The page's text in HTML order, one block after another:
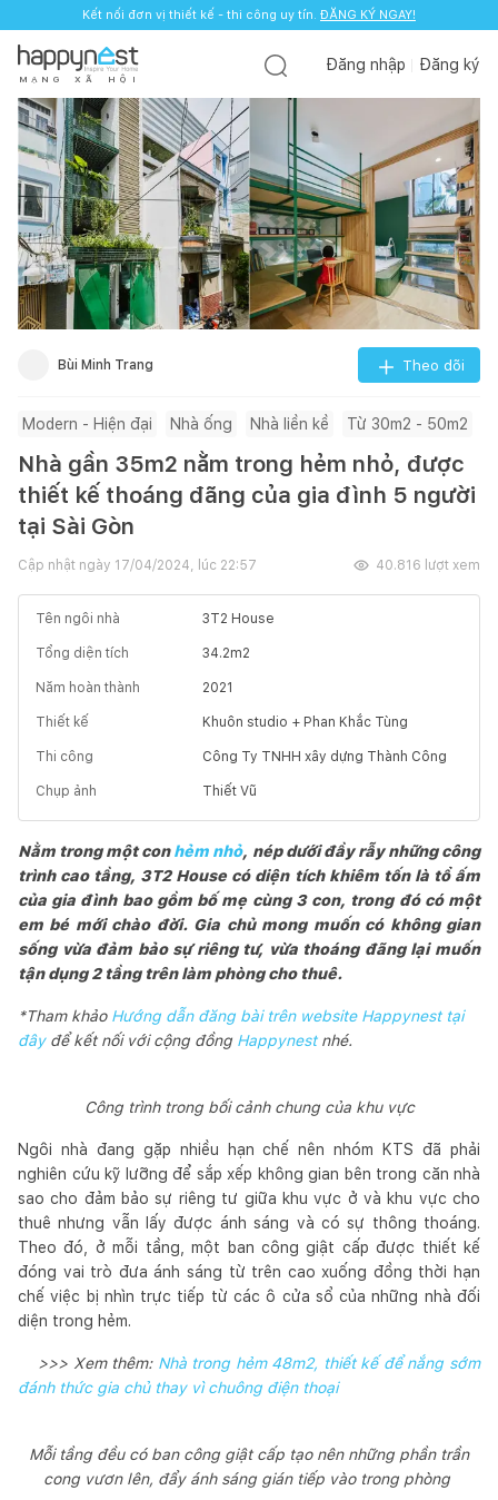
Kết nối đơn vị thiết kế - thi công uy tín. ĐĂNG KÝ NGAY!
M Ạ N G X Ã H Ộ I
Đăng nhập Đăng ký
Bùi Minh Trang Theo dõi
Modern - Hiện đại Nhà ống Nhà liền kề Từ 30m2 - 50m2
Nhà gần 35m2 nằm trong hẻm nhỏ, được
thiết kế thoáng đãng của gia đình 5 người
tại Sài Gòn
Cập nhật ngày 17/04/2024, lúc 22:57 40.816 lượt xem
Tên ngôi nhà 3T2 House
Tổng diện tích 34.2m2
Năm hoàn thành 2021
Thiết kế Khuôn studio + Phan Khắc Tùng
Thi công Công Ty TNHH xây dựng Thành Công
Chụp ảnh Thiết Vũ
Nằm trong một conhẻm nhỏ, nép dưới đầy rẫy những công
trình cao tầng, 3T2 House có diện tích khiêm tốn là tổ ấm
của gia đình bao gồm bố mẹ cùng 3 con, trong đó có một
em bé mới chào đời. Gia chủ mong muốn có không gian
sống vừa đảm bảo sự riêng tư, vừa thoáng đãng lại muốn
tận dụng 2 tầng trên làm phòng cho thuê.
*Tham khảo Hướng dẫn đăng bài trên website Happynest tại
đâyđể kết nối với cộng đồng Happynest nhé.
Công trình trong bối cảnh chung của khu vực
Ngôi nhà đang gặp nhiều hạn chế nên nhóm KTS đã phải
nghiên cứu kỹ lưỡng để sắp xếp không gian bên trong căn nhà
sao cho đảm bảo sự riêng tư giữa khu vực ở và khu vực cho
thuê nhưng vẫn lấy được ánh sáng và có sự thông thoáng.
Theo đó, ở mỗi tầng, một ban công giật cấp được thiết kế
đóng vai trò đưa ánh sáng từ trên cao xuống đồng thời hạn
chế việc bị nhìn trực tiếp từ các ô cửa sổ của những nhà đối
diện trong hẻm.
>>> Xem thêm: Nhà trong hẻm 48m2, thiết kế để nắng sớm
đánh thức gia chủ thay vì chuông điện thoại
Mỗi tầng đều có ban công giật cấp tạo nên những phần trần
cong vươn lên, đẩy ánh sáng gián tiếp vào trong phòng